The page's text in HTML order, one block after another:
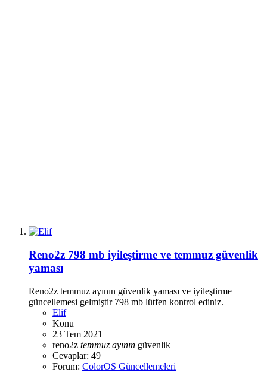
Reno2z 798 mb iyileştirme ve temmuz güvenlik
yaması
Reno2z temmuz ayının güvenlik yaması ve iyileştirme
güncellemesi gelmiştir 798 mb lütfen kontrol ediniz.
Elif
Konu
23 Tem 2021
reno2z temmuz ayının güvenlik
Cevaplar: 49
Forum: ColorOS Güncellemeleri